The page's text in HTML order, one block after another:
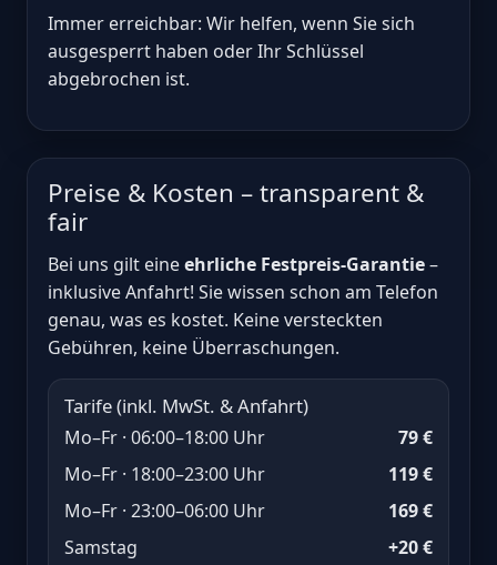
Immer erreichbar: Wir helfen, wenn Sie sich
ausgesperrt haben oder Ihr Schlüssel
abgebrochen ist.
Preise & Kosten – transparent &
fair
Bei uns gilt eineehrliche Festpreis-Garantie–
inklusive Anfahrt! Sie wissen schon am Telefon
genau, was es kostet. Keine versteckten
Gebühren, keine Überraschungen.
Tarife (inkl. MwSt. & Anfahrt)
Mo–Fr · 06:00–18:00 Uhr
79 €
Mo–Fr · 18:00–23:00 Uhr
119 €
Mo–Fr · 23:00–06:00 Uhr
169 €
Samstag
+20 €